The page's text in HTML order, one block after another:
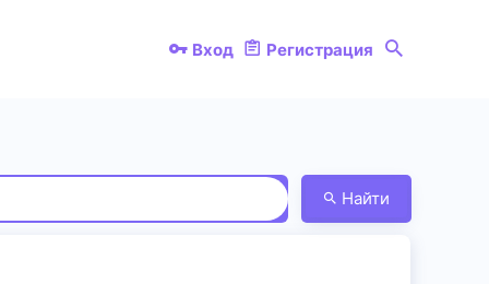
Вход Регистрация
Найти